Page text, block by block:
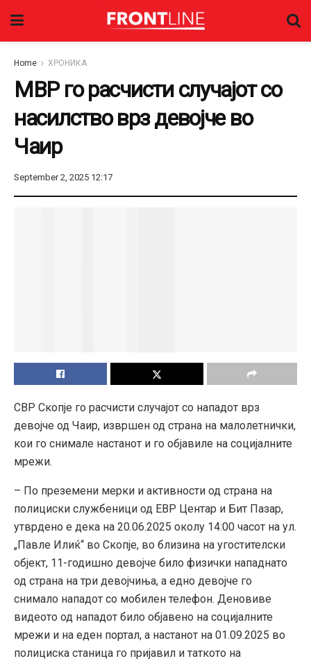
Home ХРОНИКА
МВР го расчисти случајот со
насилство врз девојче во
Чаир
September 2, 2025 12:17
СВР Скопје го расчисти случајот со нападот врз
девојче од Чаир, извршен од страна на малолетнички,
кои го снимале настанот и го објавиле на социјалните
мрежи.
– По преземени мерки и активности од страна на
полициски службеници од ЕВР Центар и Бит Пазар,
утврдено е дека на 20.06.2025 околу 14:00 часот на ул.
„Павле Илиќ“ во Скопје, во близина на угостителски
објект, 11-годишно девојче било физички нападнато
од страна на три девојчиња, а едно девојче го
снимало нападот со мобилен телефон. Деновиве
видеото од нападот било објавено на социјалните
мрежи и на еден портал, а настанот на 01.09.2025 во
полициска станица го пријавил и таткото на